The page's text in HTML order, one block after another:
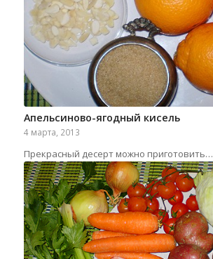
Апельсиново-ягодный кисель
4 марта, 2013
Прекрасный десерт можно приготовить…